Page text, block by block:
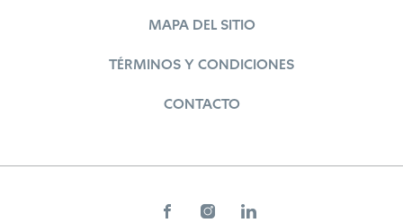
MAPA DEL SITIO
TÉRMINOS Y CONDICIONES
CONTACTO